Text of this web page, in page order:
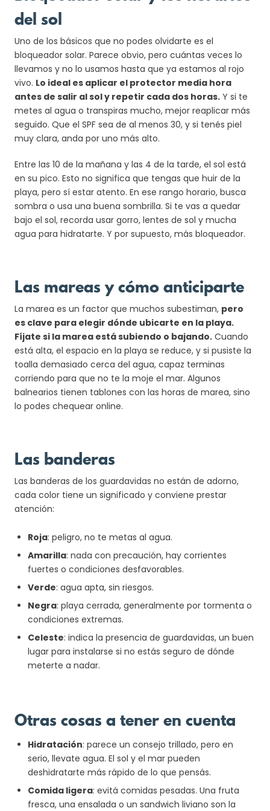
del sol
Uno de los básicos que no podes olvidarte es el
bloqueador solar. Parece obvio, pero cuántas veces lo
llevamos y no lo usamos hasta que ya estamos al rojo
vivo. Lo ideal es aplicar el protector media hora
antes de salir al sol y repetir cada dos horas. Y si te
metes al agua o transpiras mucho, mejor reaplicar más
seguido. Que el SPF sea de al menos 30, y si tenés piel
muy clara, anda por uno más alto.
Entre las 10 de la mañana y las 4 de la tarde, el sol está
en su pico. Esto no significa que tengas que huir de la
playa, pero sí estar atento. En ese rango horario, busca
sombra o usa una buena sombrilla. Si te vas a quedar
bajo el sol, recorda usar gorro, lentes de sol y mucha
agua para hidratarte. Y por supuesto, más bloqueador.
Las mareas y cómo anticiparte
La marea es un factor que muchos subestiman, pero
es clave para elegir dónde ubicarte en la playa.
Fíjate si la marea está subiendo o bajando. Cuando
está alta, el espacio en la playa se reduce, y si pusiste la
toalla demasiado cerca del agua, capaz terminas
corriendo para que no te la moje el mar. Algunos
balnearios tienen tablones con las horas de marea, sino
lo podes chequear online.
Las banderas
Las banderas de los guardavidas no están de adorno,
cada color tiene un significado y conviene prestar
atención:
Roja: peligro, no te metas al agua.
Amarilla: nada con precaución, hay corrientes
fuertes o condiciones desfavorables.
Verde: agua apta, sin riesgos.
Negra: playa cerrada, generalmente por tormenta o
condiciones extremas.
Celeste: indica la presencia de guardavidas, un buen
lugar para instalarse si no estás seguro de dónde
meterte a nadar.
Otras cosas a tener en cuenta
Hidratación: parece un consejo trillado, pero en
serio, llevate agua. El sol y el mar pueden
deshidratarte más rápido de lo que pensás.
Comida ligera: evitá comidas pesadas. Una fruta
fresca, una ensalada o un sandwich liviano son la